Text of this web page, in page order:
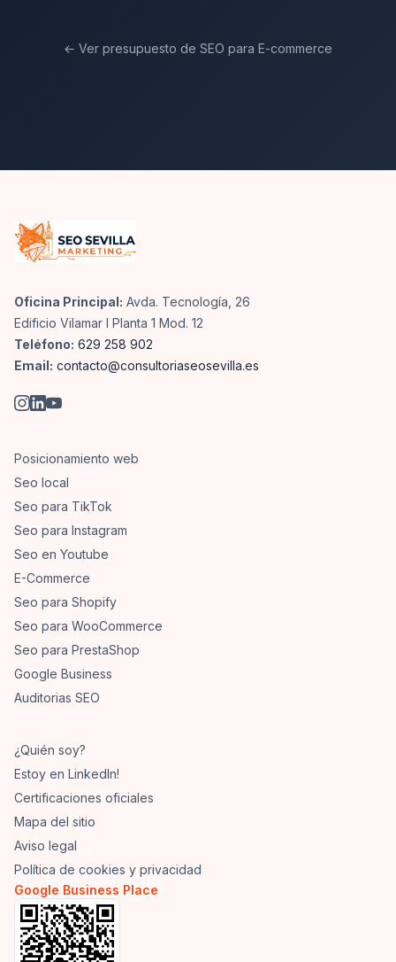
← Ver presupuesto de SEO para E-commerce
Oficina Principal: Avda. Tecnología, 26
Edificio Vilamar I Planta 1 Mod. 12
Teléfono: 629 258 902
Email: contacto@consultoriaseosevilla.es
Posicionamiento web
Seo local
Seo para TikTok
Seo para Instagram
Seo en Youtube
E-Commerce
Seo para Shopify
Seo para WooCommerce
Seo para PrestaShop
Google Business
Auditorias SEO
¿Quién soy?
Estoy en LinkedIn!
Certificaciones oficiales
Mapa del sitio
Aviso legal
Política de cookies y privacidad
Google Business Place